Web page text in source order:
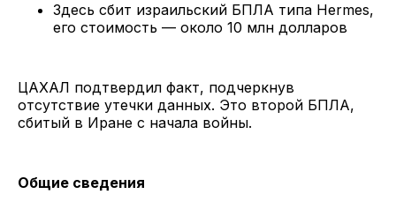
Здесь сбит израильский БПЛА типа Hermes,
его стоимость — около 10 млн долларов
ЦАХАЛ подтвердил факт, подчеркнув
отсутствие утечки данных. Это второй БПЛА,
сбитый в Иране с начала войны.
Общие сведения